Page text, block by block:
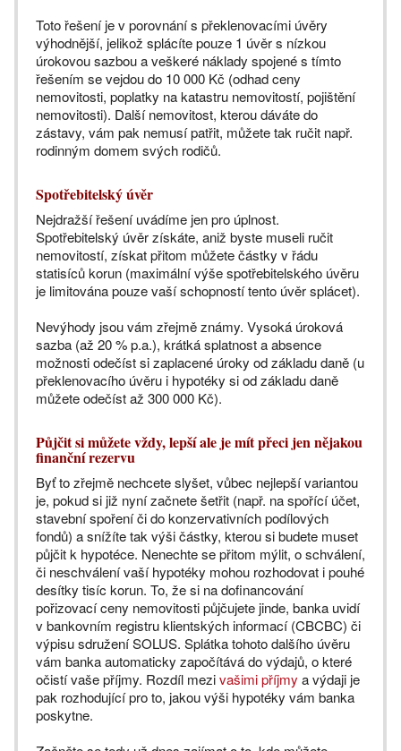
Toto řešení je v porovnání s překlenovacími úvěry
výhodnější, jelikož splácíte pouze 1 úvěr s nízkou
úrokovou sazbou a veškeré náklady spojené s tímto
řešením se vejdou do 10 000 Kč (odhad ceny
nemovitosti, poplatky na katastru nemovitostí, pojištění
nemovitosti). Další nemovitost, kterou dáváte do
zástavy, vám pak nemusí patřit, můžete tak ručit např.
rodinným domem svých rodičů.
Spotřebitelský úvěr
Nejdražší řešení uvádíme jen pro úplnost.
Spotřebitelský úvěr získáte, aniž byste museli ručit
nemovitostí, získat přitom můžete částky v řádu
statisíců korun (maximální výše spotřebitelského úvěru
je limitována pouze vaší schopností tento úvěr splácet).
Nevýhody jsou vám zřejmě známy. Vysoká úroková
sazba (až 20 % p.a.), krátká splatnost a absence
možnosti odečíst si zaplacené úroky od základu daně (u
překlenovacího úvěru i hypotéky si od základu daně
můžete odečíst až 300 000 Kč).
Půjčit si můžete vždy, lepší ale je mít přeci jen nějakou
finanční rezervu
Byť to zřejmě nechcete slyšet, vůbec nejlepší variantou
je, pokud si již nyní začnete šetřit (např. na spořící účet,
stavební spoření či do konzervativních podílových
fondů) a snížíte tak výši částky, kterou si budete muset
půjčit k hypotéce. Nenechte se přitom mýlit, o schválení,
či neschválení vaší hypotéky mohou rozhodovat i pouhé
desítky tisíc korun. To, že si na dofinancování
pořizovací ceny nemovitosti půjčujete jinde, banka uvidí
v bankovním registru klientských informací (CBCBC) či
výpisu sdružení SOLUS. Splátka tohoto dalšího úvěru
vám banka automaticky započítává do výdajů, o které
očistí vaše příjmy. Rozdíl mezivašimi příjmy a výdaji je
pak rozhodující pro to, jakou výši hypotéky vám banka
poskytne.